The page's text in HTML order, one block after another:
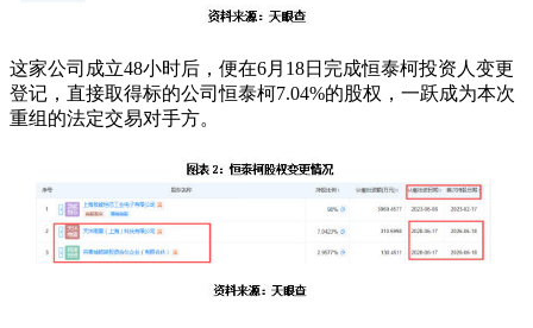
这家公司成立48小时后，便在6月18日完成恒泰柯投资人变更
登记，直接取得标的公司恒泰柯7.04%的股权，一跃成为本次
重组的法定交易对手方。